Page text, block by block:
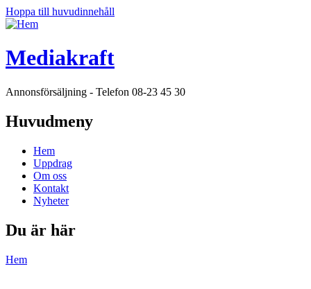
Hoppa till huvudinnehåll
Mediakraft
Annonsförsäljning - Telefon 08-23 45 30
Huvudmeny
Hem
Uppdrag
Om oss
Kontakt
Nyheter
Du är här
Hem